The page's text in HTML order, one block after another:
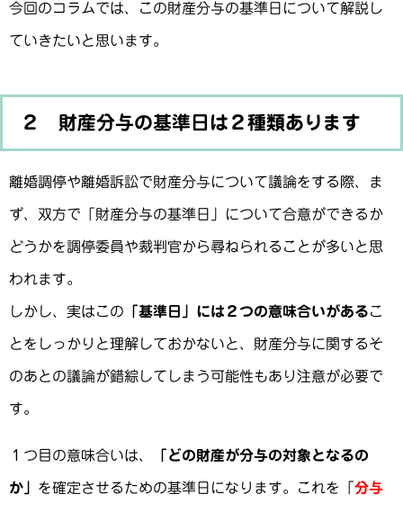
今回のコラムでは、この財産分与の基準日について解説し
ていきたいと思います。
２ 財産分与の基準日は２種類あります
離婚調停や離婚訴訟で財産分与について議論をする際、ま
ず、双方で「財産分与の基準日」について合意ができるか
どうかを調停委員や裁判官から尋ねられることが多いと思
われます。
しかし、実はこの 「基準日」には２つの意味合いがあるこ
とをしっかりと理解しておかないと、財産分与に関するそ
のあとの議論が錯綜してしまう可能性もあり注意が必要で
す。
１つ目の意味合いは、 「どの財産が分与の対象となるの
か」 を確定させるための基準日になります。これを「 分与